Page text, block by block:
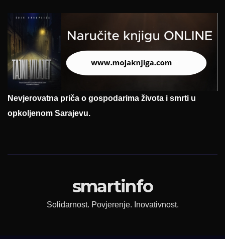
Nevjerovatna priča o gospodarima života i smrti u
opkoljenom Sarajevu.
smartinfo
Solidarnost. Povjerenje. Inovativnost.